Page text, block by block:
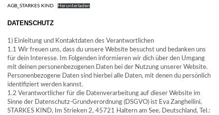
AGB_STARKES KIND Herunterladen
DATENSCHUTZ
1) Einleitung und Kontaktdaten des Verantwortlichen
1.1 Wir freuen uns, dass du unsere Website besuchst und bedanken uns
für dein Interesse. Im Folgenden informieren wir dich über den Umgang
mit deinen personenbezogenen Daten bei der Nutzung unserer Website.
Personenbezogene Daten sind hierbei alle Daten, mit denen du persönlich
identifiziert werden kannst.
1.2 Verantwortlicher für die Datenverarbeitung auf dieser Website im
Sinne der Datenschutz-Grundverordnung (DSGVO) ist Eva Zanghellini,
STARKES KIND, Im Strieken 2, 45721 Haltern am See, Deutschland, Tel.: